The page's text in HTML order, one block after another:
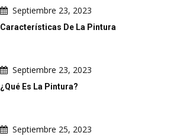
Septiembre 23, 2023
Características De La Pintura
Septiembre 23, 2023
¿Qué Es La Pintura?
Septiembre 25, 2023